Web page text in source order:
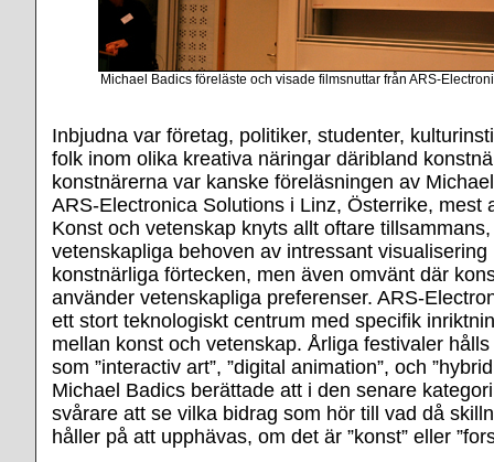
Michael Badics föreläste och visade filmsnuttar från ARS-
Inbjudna var företag, politiker, studenter,
folk inom olika kreativa näringar däribland
konstnärerna var kanske föreläsningen av
ARS-Electronica Solutions i Linz, Österrike, mest
Konst och vetenskap knyts allt oftare
vetenskapliga behoven av intressant visualisering
konstnärliga förtecken, men även omvänt där
använder vetenskapliga preferenser. ARS-
ett stort teknologiskt centrum med specifik
mellan konst och vetenskap. Årliga festivaler
som ”interactiv art”, ”digital animation”, och
Michael Badics berättade att i den senare
svårare att se vilka bidrag som hör till vad då
håller på att upphävas, om det är ”konst” eller